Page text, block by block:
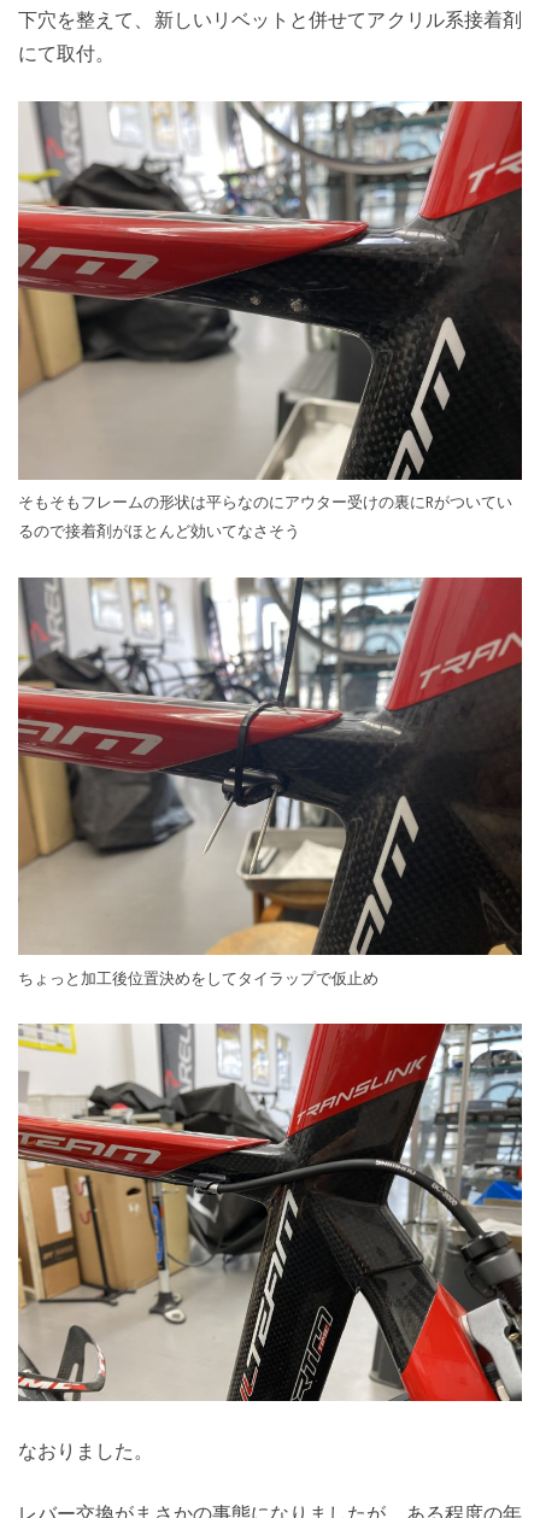
下穴を整えて、新しいリベットと併せてアクリル系接着剤
にて取付。
そもそもフレームの形状は平らなのにアウター受けの裏にRがついてい
るので接着剤がほとんど効いてなさそう
ちょっと加工後位置決めをしてタイラップで仮止め
なおりました。
レバー交換がまさかの事態になりましたが、ある程度の年